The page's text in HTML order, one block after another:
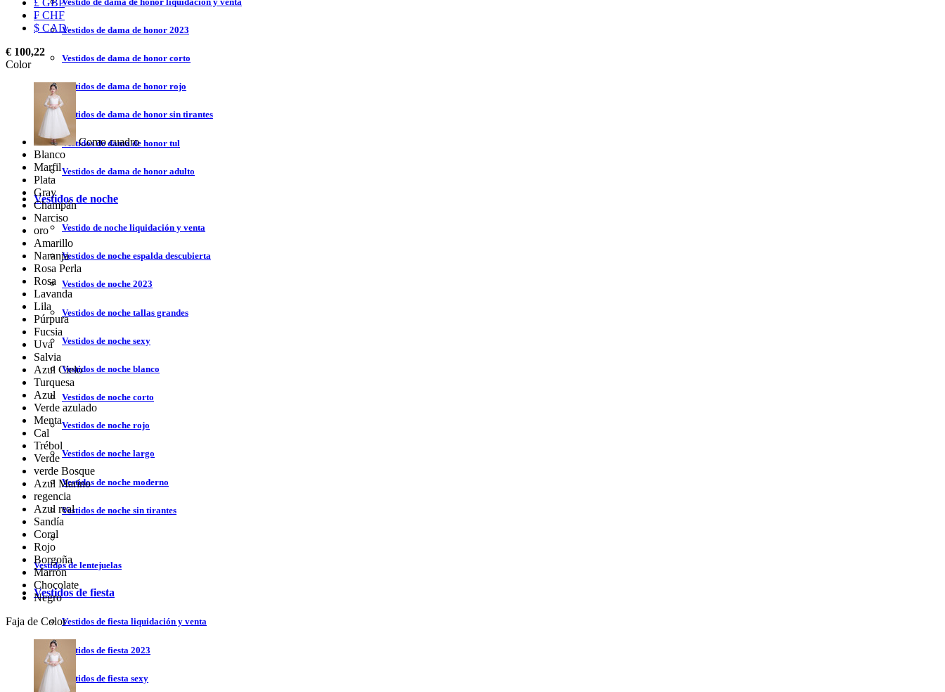
Vestidos de dama de honor 2023
Vestidos de dama de honor corto
Vestidos de dama de honor rojo
Vestidos de dama de honor sin tirantes
Vestidos de dama de honor tul
Vestidos de dama de honor adulto
Vestidos de noche
Vestido de noche liquidación y venta
Vestidos de noche espalda descubierta
Vestidos de noche 2023
Vestidos de noche tallas grandes
Vestidos de noche sexy
Vestidos de noche blanco
Vestidos de noche corto
Vestidos de noche rojo
Vestidos de noche largo
Vestidos de noche moderno
Vestidos de noche sin tirantes
Vestidos de lentejuelas
Vestidos de fiesta
Vestidos de fiesta liquidación y venta
Vestidos de fiesta 2023
Vestidos de fiesta sexy
£ GBP
₣ CHF
$ CAD
€ 100,22
Color
Como cuadro
Blanco
Marfil
Plata
Gray
Champán
Narciso
oro
Amarillo
Naranja
Rosa Perla
Rosa
Lavanda
Lila
Púrpura
Fucsia
Uva
Salvia
Azul Cielo
Turquesa
Azul
Verde azulado
Menta
Cal
Trébol
Verde
verde Bosque
Azul Marino
regencia
Azul real
Sandía
Coral
Rojo
Borgoña
Marrón
Chocolate
Negro
Faja de Color